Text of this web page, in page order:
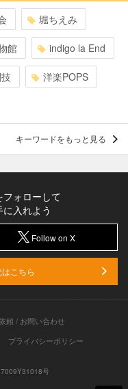
堀ちえみ
館 indigo la End
洋楽POPS
キーワードをもっと見る
ォローして
入れよう
Follow on X
こちら
頼 / お問い合わせ
プライバシーポリシー
号